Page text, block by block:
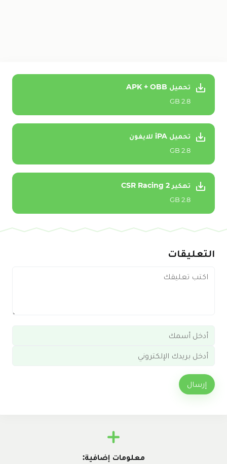
تحميل APK + OBB
2.8 GB
تحميل iPA للايفون
2.8 GB
تهكير CSR Racing 2
2.8 GB
التعليقات
إرسال
معلومات إضافية: